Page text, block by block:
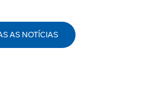
AS NOTÍCIAS